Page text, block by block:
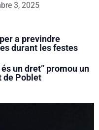
3, 2025
a previndre
durant les festes
un dret” promou un
de Poblet